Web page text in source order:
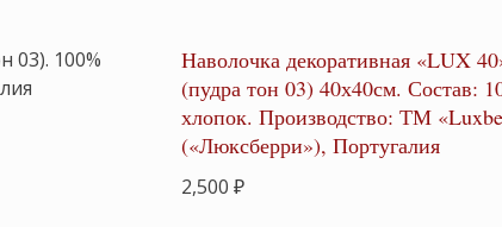
Наволочка декоративная «LUX
(пудра тон 03) 40х40см. Состав:
хлопок. Производство: ТМ
(«Люксберри»), Португалия
2,500 ₽